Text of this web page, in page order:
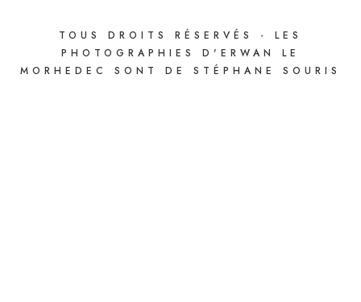
TOUS DROITS RÉSERVÉS - LES
PHOTOGRAPHIES D'ERWAN LE
MORHEDEC SONT DE STÉPHANE SOURIS